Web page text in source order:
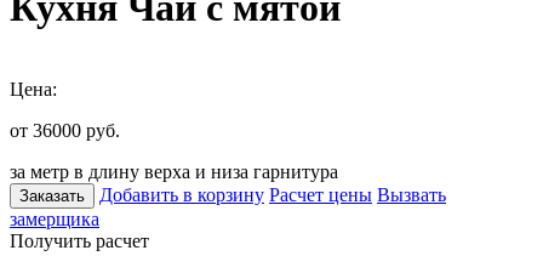
Цена:
от 36000 руб.
за метр в длину верха и низа гарнитура
Заказать Добавить в корзину Расчет цены Вызвать
замерщика
Получить расчет